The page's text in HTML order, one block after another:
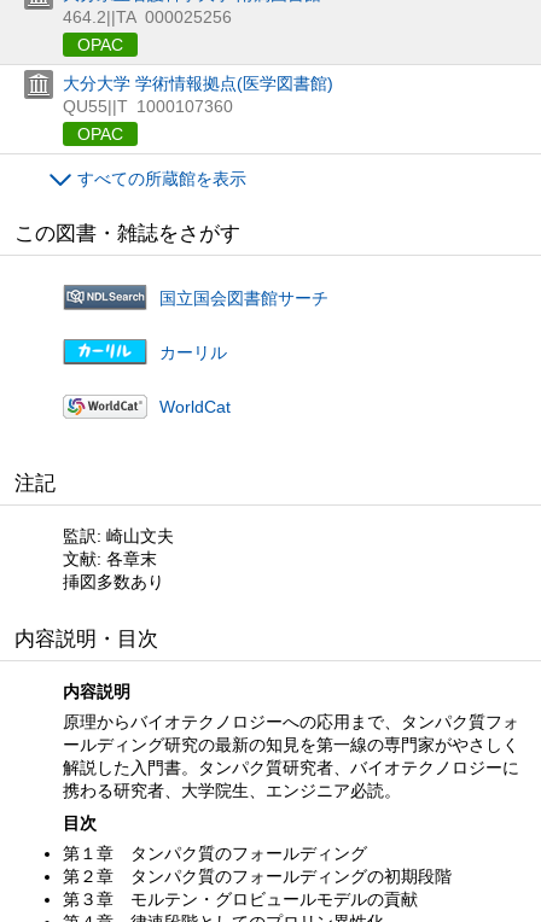
464.2||TA 000025256
OPAC
大分大学 学術情報拠点(医学図書館)
QU55||T 1000107360
OPAC
すべての所蔵館を表示
この図書・雑誌をさがす
国立国会図書館サーチ
カーリル
WorldCat
注記
監訳: 崎山文夫
文献: 各章末
挿図多数あり
内容説明・目次
内容説明
原理からバイオテクノロジーへの応用まで、タンパク質フォ
ールディング研究の最新の知見を第一線の専門家がやさしく
解説した入門書。タンパク質研究者、バイオテクノロジーに
携わる研究者、大学院生、エンジニア必読。
目次
第１章 タンパク質のフォールディング
第２章 タンパク質のフォールディングの初期段階
第３章 モルテン・グロビュールモデルの貢献